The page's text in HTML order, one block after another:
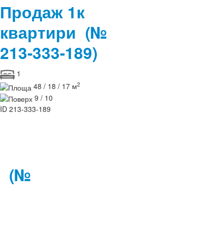
(№
Продаж 1к
квартири (№
213-333-189)
1
48 / 18 / 17 м2
9 / 10
ID 213-333-189